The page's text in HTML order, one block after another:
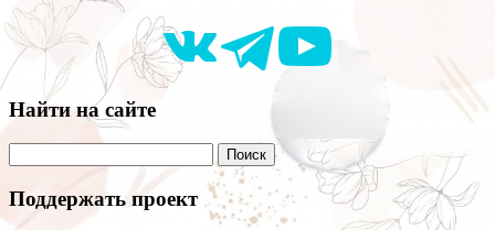
Найти на сайте
Поддержать проект